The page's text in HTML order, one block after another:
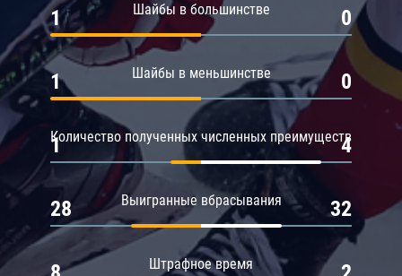
Шайбы в большинстве
1 0
Шайбы в меньшинстве
1 0
Количество полученных численных преимуществ
1 4
Выигранные вбрасывания
28 32
Штрафное время